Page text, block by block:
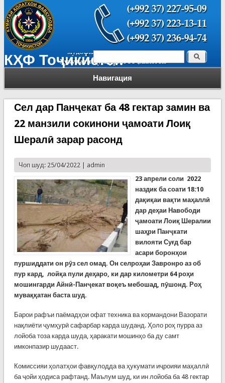
КҲФ Тоҷикистон
Навигация
Форма поиска Поиск
Сел дар Панҷекат ба 48 гектар замин ва
22 манзили сокинони ҷамоати Лоиқ
Шералӣ зарар расонд
Чоп шуд: 25/04/2022 | admin
23 апрели соли 2022
наздик ба соати 18:10
дақиқаи вақти маҳаллӣ
дар деҳаи Навободи
ҷамоати Лоиқ Шералии
шаҳри Панҷкати
вилояти Суғд бар
асари боронҳои
пуршиддати он рӯз сел омад. Он селроҳаи Завронро аз об
пур кард, лойқа пули деҳаро, ки дар километри 64 роҳи
мошингарди Айнӣ-Панҷекат воқеъ мебошад, пӯшонд. Роҳ
муваққатан баста шуд.
Барои рафъи паёмадҳои офат техника ва кормандони Вазорати
нақлиёти ҷумҳурӣ сафарбар карда шуданд. Ҳоло роҳ пурра аз
лойоба тоза карда шуда, ҳаракати мошинҳо ба ду самт
имконпазир шудааст.
Комиссияи ҳолатҳои фавқулодда ва ҳукумати иҷроияи маҳаллӣ
ба ҷойи ҳодиса рафтанд. Маълум шуд, ки ин лойоба ба 48 гектар